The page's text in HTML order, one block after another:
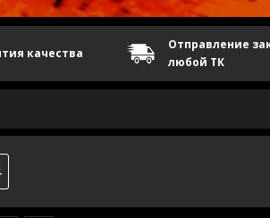
качества
Отправление
любой ТК